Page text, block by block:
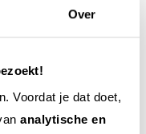
Over
Voordat je dat doet,
analytische en